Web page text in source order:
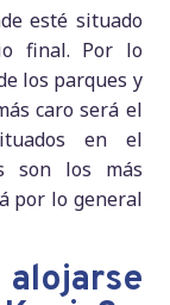
esté situado
final. Por lo
los parques y
caro será el
en el
son los más
por lo general